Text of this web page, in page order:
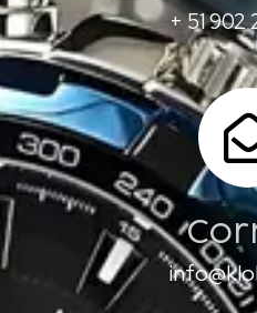
+ 51 902